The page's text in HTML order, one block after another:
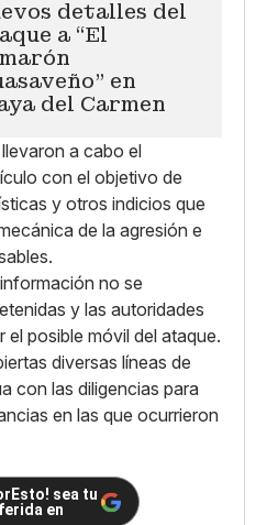
detalles del
a “El
en
del Carmen
a cabo el
con el objetivo de
y otros indicios que
de la agresión e
no se
y las autoridades
posible móvil del ataque.
diversas líneas de
con las diligencias para
en las que ocurrieron
sea tu
en